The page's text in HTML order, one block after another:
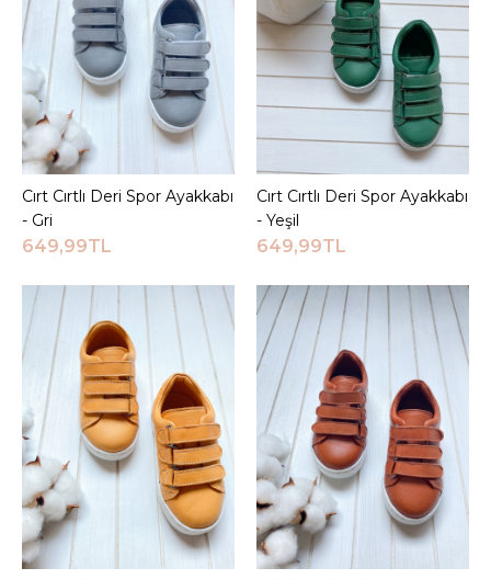
Sepete Ekle
Cırt Cırtlı Deri Spor Ayakkabı
- Gri
649,99TL
Sepete Ekle
Cırt Cırtlı Deri Spor Ayakkabı
- Yeşil
649,99TL